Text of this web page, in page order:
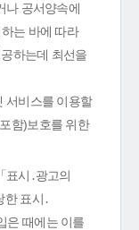
나 공서양속에
는 바에 따라
하는데 최선을
서비스를 이용할
함)보호를 위한
표시․광고의
한 표시․
은 때에는 이를